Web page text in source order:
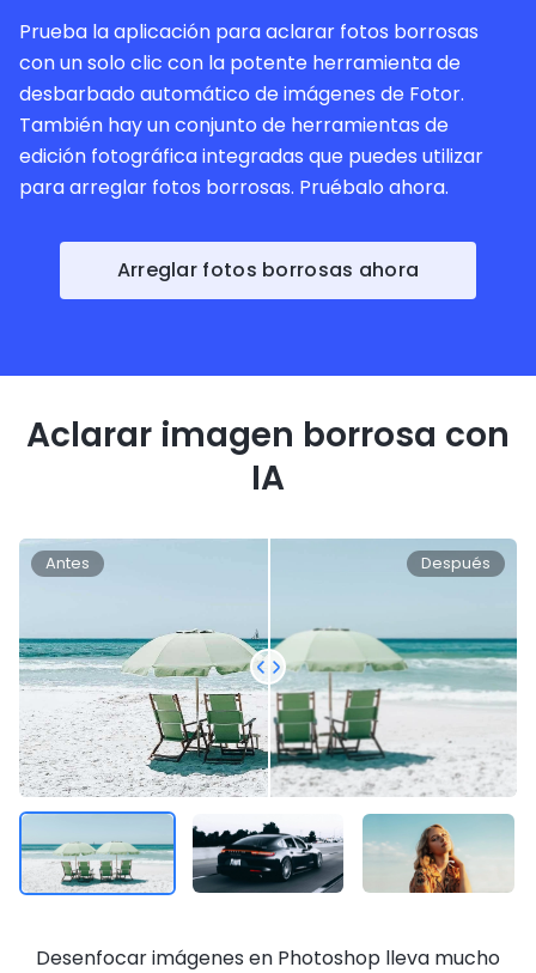
Prueba la aplicación para aclarar fotos borrosas
con un solo clic con la potente herramienta de
desbarbado automático de imágenes de Fotor.
También hay un conjunto de herramientas de
edición fotográfica integradas que puedes utilizar
para arreglar fotos borrosas. Pruébalo ahora.
Arreglar fotos borrosas ahora
Aclarar imagen borrosa con
IA
Antes Después
Desenfocar imágenes en Photoshop lleva mucho